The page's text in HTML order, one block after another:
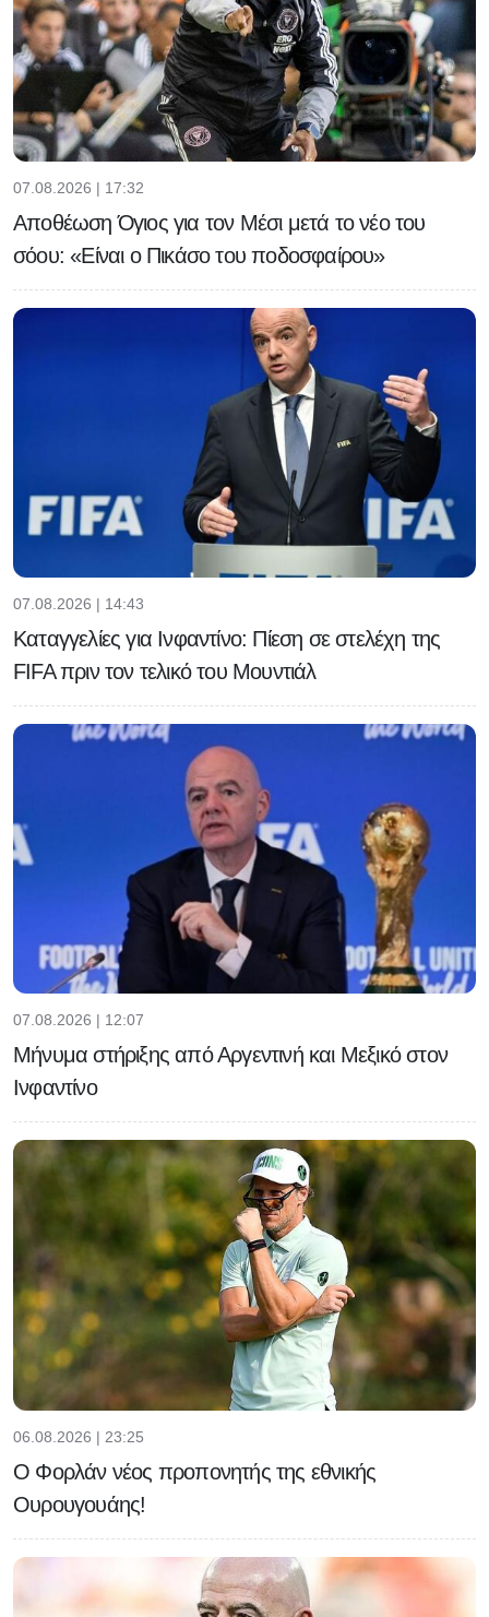
07.08.2026 | 17:32
Αποθέωση Όγιος για τον Μέσι μετά το νέο του
σόου: «Είναι ο Πικάσο του ποδοσφαίρου»
07.08.2026 | 14:43
Καταγγελίες για Ινφαντίνο: Πίεση σε στελέχη της
FIFA πριν τον τελικό του Μουντιάλ
07.08.2026 | 12:07
Μήνυμα στήριξης από Αργεντινή και Μεξικό στον
Ινφαντίνο
06.08.2026 | 23:25
Ο Φορλάν νέος προπονητής της εθνικής
Ουρουγουάης!